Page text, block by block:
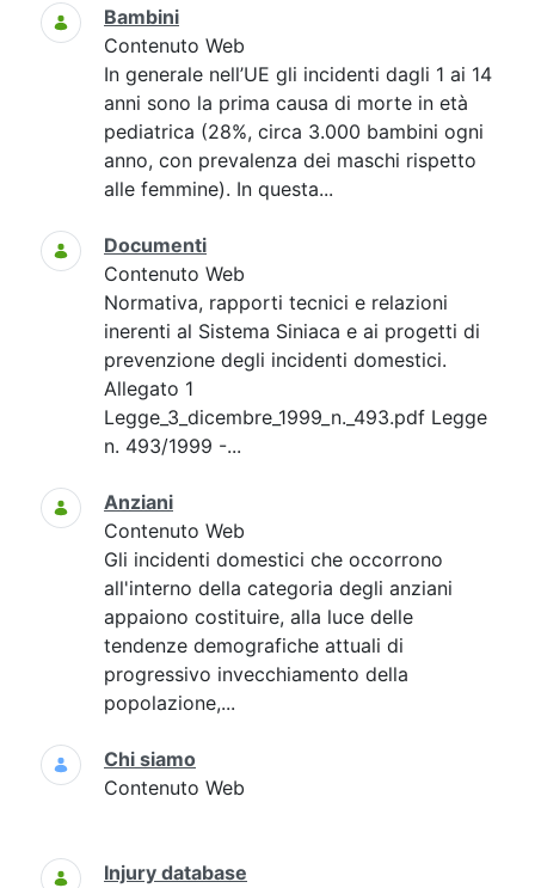
Bambini
Contenuto Web
In generale nell’UE gli incidenti dagli 1 ai 14
anni sono la prima causa di morte in età
pediatrica (28%, circa 3.000 bambini ogni
anno, con prevalenza dei maschi rispetto
alle femmine). In questa...
Documenti
Contenuto Web
Normativa, rapporti tecnici e relazioni
inerenti al Sistema Siniaca e ai progetti di
prevenzione degli incidenti domestici.
Allegato 1
Legge_3_dicembre_1999_n._493.pdf Legge
n. 493/1999 -...
Anziani
Contenuto Web
Gli incidenti domestici che occorrono
all'interno della categoria degli anziani
appaiono costituire, alla luce delle
tendenze demografiche attuali di
progressivo invecchiamento della
popolazione,...
Chi siamo
Contenuto Web
Injury database